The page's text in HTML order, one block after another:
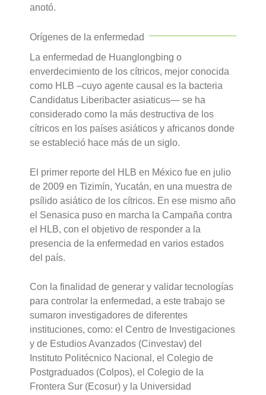
anotó.
Orígenes de la enfermedad
La enfermedad de Huanglongbing o
enverdecimiento de los cítricos, mejor conocida
como HLB –cuyo agente causal es la bacteria
Candidatus Liberibacter asiaticus— se ha
considerado como la más destructiva de los
cítricos en los países asiáticos y africanos donde
se estableció hace más de un siglo.
El primer reporte del HLB en México fue en julio
de 2009 en Tizimín, Yucatán, en una muestra de
psílido asiático de los cítricos. En ese mismo año
el Senasica puso en marcha la Campaña contra
el HLB, con el objetivo de responder a la
presencia de la enfermedad en varios estados
del país.
Con la finalidad de generar y validar tecnologías
para controlar la enfermedad, a este trabajo se
sumaron investigadores de diferentes
instituciones, como: el Centro de Investigaciones
y de Estudios Avanzados (Cinvestav) del
Instituto Politécnico Nacional, el Colegio de
Postgraduados (Colpos), el Colegio de la
Frontera Sur (Ecosur) y la Universidad